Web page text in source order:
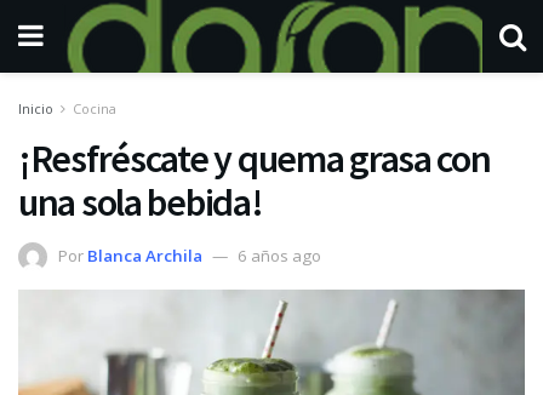
Inicio Cocina
¡Resfréscate y quema grasa con
una sola bebida!
Por Blanca Archila 6 años ago